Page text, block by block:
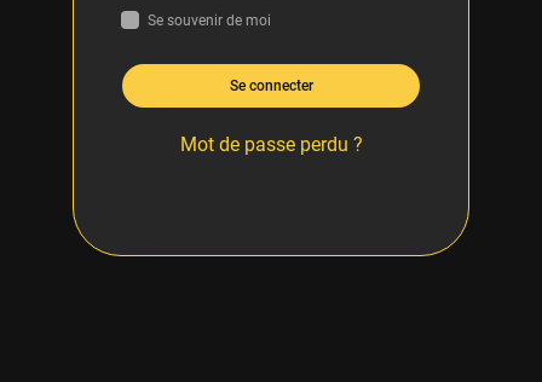
Se souvenir de moi
Se connecter
Mot de passe perdu ?